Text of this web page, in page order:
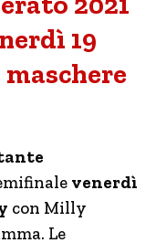
19
venerdì
con Milly
Le